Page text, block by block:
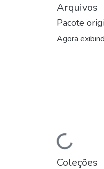
Arquivos
Pacote
Agora
Carregando...
Coleções